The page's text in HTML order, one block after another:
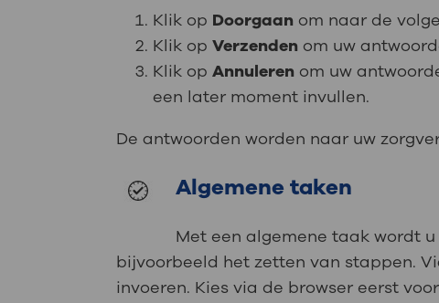
Klik op Doorgaan om naar de
Klik opVerzenden om uw
Klik opAnnuleren om uw
een later moment invullen.
De antwoorden worden naar uw
Algemene taken
Met een algemene taak wordt
bijvoorbeeld het zetten van stappen.
invoeren. Kies via de browser eerst